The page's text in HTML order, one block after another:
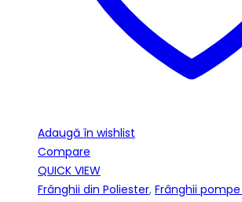
Adaugă în wishlist
Compare
QUICK VIEW
Frânghii din Poliester, Frânghii